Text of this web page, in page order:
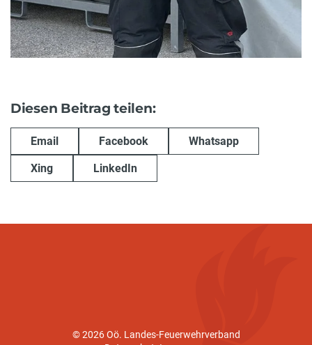
Diesen Beitrag teilen:
Email Facebook Whatsapp
Xing LinkedIn
© 2026 Oö. Landes-Feuerwehrverband